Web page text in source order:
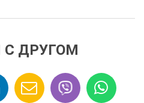
С ДРУГОМ